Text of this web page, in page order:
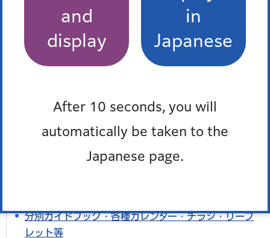
and
display
in
Japanese
After 10 seconds, you will
automatically be taken to the
Japanese page.
ごみ・資源収集日カレンダー（令和8年4月1日からの
分別ガイドブック・各種カレンダー・チラシ・リーフ
レット等